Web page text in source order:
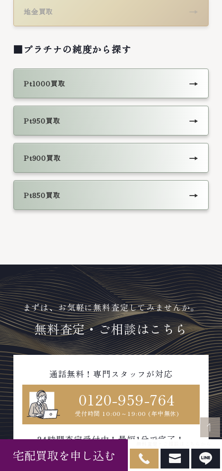
地金買取 →
■プラチナの純度から探す
Pt1000買取 →
Pt950買取 →
Pt900買取 →
Pt850買取 →
まずは、お気軽に無料査定してみませんか。
無料査定・ご相談はこちら
通話無料！専門スタッフが対応
0120-959-764
受付時間 10:00～19:00 (年中無休)
24時間査定受付中！最短1分で完了！
宅配買取を申し込む